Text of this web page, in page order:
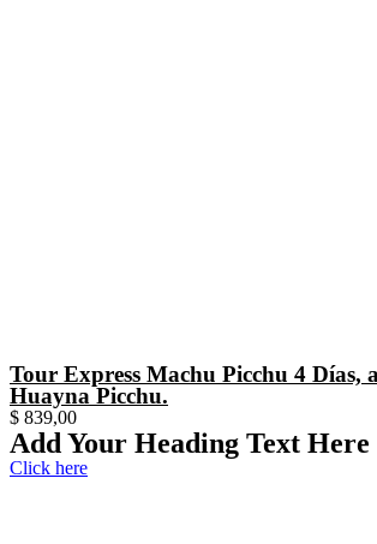
Tour Express Machu Picchu 4 Días,
Huayna Picchu.
$ 839,00
Add Your Heading Text Here
Click here